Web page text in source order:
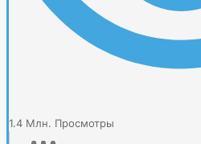
1.4 Млн. Просмотры